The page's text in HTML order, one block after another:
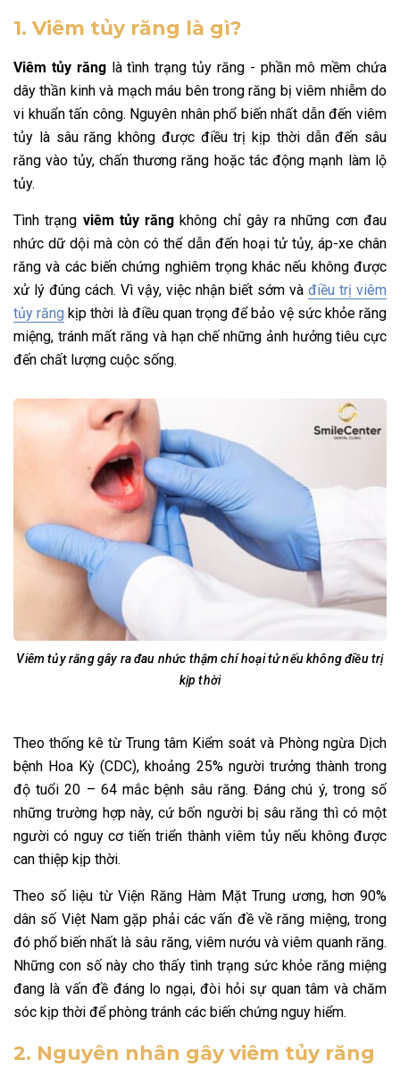
1. Viêm tủy răng là gì?
Viêm tủy răng là tình trạng tủy răng - phần mô mềm chứa
dây thần kinh và mạch máu bên trong răng bị viêm nhiễm do
vi khuẩn tấn công. Nguyên nhân phổ biến nhất dẫn đến viêm
tủy là sâu răng không được điều trị kịp thời dẫn đến sâu
răng vào tủy, chấn thương răng hoặc tác động mạnh làm lộ
tủy.
Tình trạng viêm tủy răng không chỉ gây ra những cơn đau
nhức dữ dội mà còn có thể dẫn đến hoại tử tủy, áp-xe chân
răng và các biến chứng nghiêm trọng khác nếu không được
xử lý đúng cách. Vì vậy, việc nhận biết sớm và điều trị viêm
tủy răng kịp thời là điều quan trọng để bảo vệ sức khỏe răng
miệng, tránh mất răng và hạn chế những ảnh hưởng tiêu cực
đến chất lượng cuộc sống.
Viêm tủy răng gây ra đau nhức thậm chí hoại tử nếu không điều trị
kịp thời
Theo thống kê từ Trung tâm Kiểm soát và Phòng ngừa Dịch
bệnh Hoa Kỳ (CDC), khoảng 25% người trưởng thành trong
độ tuổi 20 – 64 mắc bệnh sâu răng. Đáng chú ý, trong số
những trường hợp này, cứ bốn người bị sâu răng thì có một
người có nguy cơ tiến triển thành viêm tủy nếu không được
can thiệp kịp thời.
Theo số liệu từ Viện Răng Hàm Mặt Trung ương, hơn 90%
dân số Việt Nam gặp phải các vấn đề về răng miệng, trong
đó phổ biến nhất là sâu răng, viêm nướu và viêm quanh răng.
Những con số này cho thấy tình trạng sức khỏe răng miệng
đang là vấn đề đáng lo ngại, đòi hỏi sự quan tâm và chăm
sóc kịp thời để phòng tránh các biến chứng nguy hiểm.
2. Nguyên nhân gây viêm tủy răng